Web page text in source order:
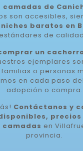
camadas de
son accesibles,
baratos en
de
un
ejemplares
o personas
en cada paso
adopción o compra.
Contáctanos y
camadas en
provincia.